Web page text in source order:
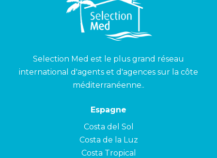
Selection Med est le plus grand réseau
international d'agents et d'agences sur la côte
méditerranéenne..
Espagne
Costa del Sol
Costa de la Luz
Costa Tropical